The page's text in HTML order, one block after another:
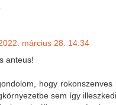
március 28. 14:34
anteus!
hogy
sem így